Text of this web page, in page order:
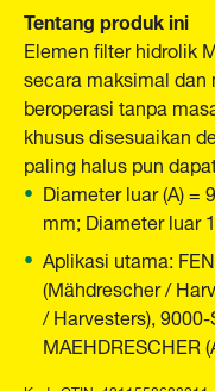
Tentang produk ini
Elemen filter hidrolik
secara maksimal
beroperasi tanpa
khusus disesuaikan
paling halus pun
Diameter luar (A) =
mm; Diameter luar
Aplikasi utama:
(Mähdrescher /
/ Harvesters),
MAEHDRESCHER